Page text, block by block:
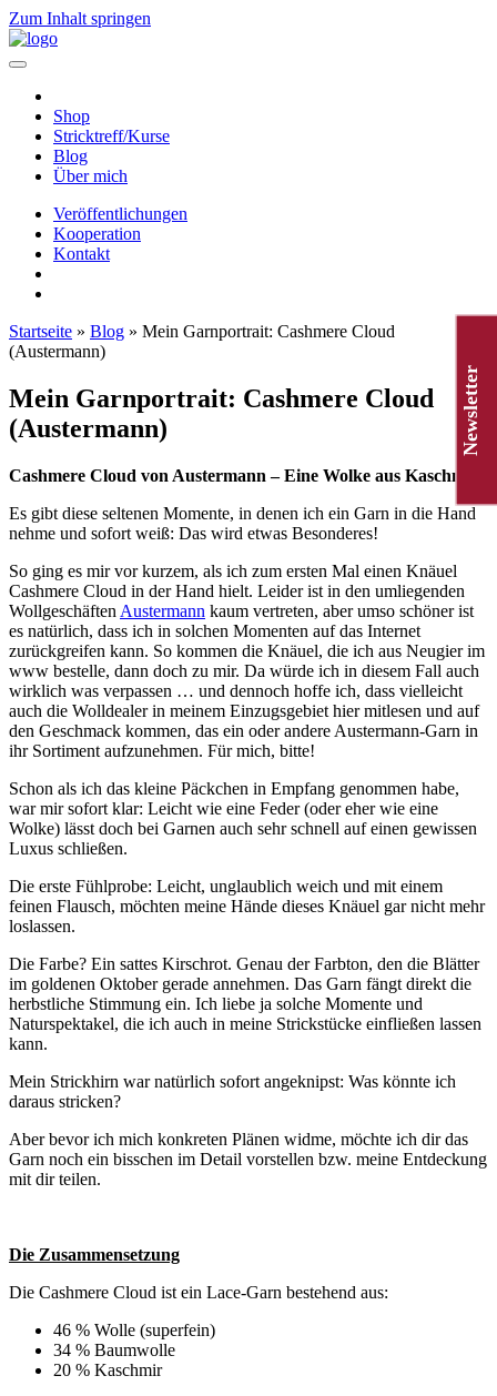
Zum Inhalt springen
Hauptnavigation
Shop
Stricktreff/Kurse
Blog
Über mich
Veröffentlichungen
Kooperation
Kontakt
Startseite » Blog » Mein Garnportrait: Cashmere Cloud
(Austermann)
Mein Garnportrait: Cashmere Cloud
(Austermann)
Cashmere Cloud von Austermann – Eine Wolke aus Kaschmir
Es gibt diese seltenen Momente, in denen ich ein Garn in die Hand
nehme und sofort weiß: Das wird etwas Besonderes!
So ging es mir vor kurzem, als ich zum ersten Mal einen Knäuel
Cashmere Cloud in der Hand hielt. Leider ist in den umliegenden
Wollgeschäften Austermann kaum vertreten, aber umso schöner ist
es natürlich, dass ich in solchen Momenten auf das Internet
zurückgreifen kann. So kommen die Knäuel, die ich aus Neugier im
www bestelle, dann doch zu mir. Da würde ich in diesem Fall auch
wirklich was verpassen … und dennoch hoffe ich, dass vielleicht
auch die Wolldealer in meinem Einzugsgebiet hier mitlesen und auf
den Geschmack kommen, das ein oder andere Austermann-Garn in
ihr Sortiment aufzunehmen. Für mich, bitte!
Schon als ich das kleine Päckchen in Empfang genommen habe,
war mir sofort klar: Leicht wie eine Feder (oder eher wie eine
Wolke) lässt doch bei Garnen auch sehr schnell auf einen gewissen
Luxus schließen.
Die erste Fühlprobe: Leicht, unglaublich weich und mit einem
feinen Flausch, möchten meine Hände dieses Knäuel gar nicht mehr
loslassen.
Die Farbe? Ein sattes Kirschrot. Genau der Farbton, den die Blätter
im goldenen Oktober gerade annehmen. Das Garn fängt direkt die
herbstliche Stimmung ein. Ich liebe ja solche Momente und
Naturspektakel, die ich auch in meine Strickstücke einfließen lassen
kann.
Mein Strickhirn war natürlich sofort angeknipst: Was könnte ich
daraus stricken?
Aber bevor ich mich konkreten Plänen widme, möchte ich dir das
Garn noch ein bisschen im Detail vorstellen bzw. meine Entdeckung
mit dir teilen.
Die Zusammensetzung
Die Cashmere Cloud ist ein Lace-Garn bestehend aus:
46 % Wolle (superfein)
34 % Baumwolle
20 % Kaschmir
Newsletter